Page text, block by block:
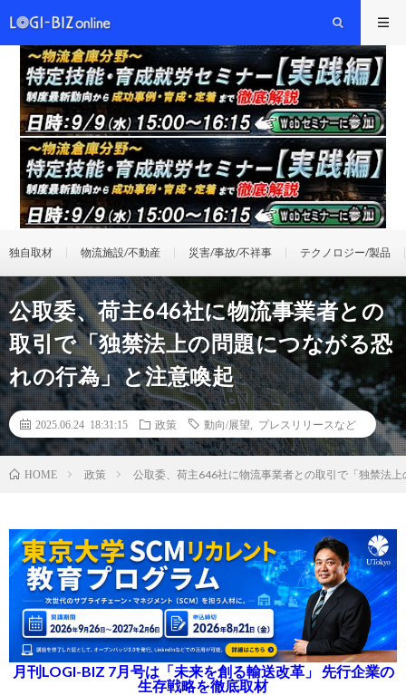
独自取材 物流施設/不動産 災害/事故/不祥事 テクノロジー/製品
公取委、荷主646社に物流事業者との
取引で「独禁法上の問題につながる恐
れの行為」と注意喚起
2025.06.24 18:31:15 政策 動向/展望 プレスリリースなど
HOME 政策 公取委、荷主646社に物流事業者との取引で「独禁法
月刊LOGI-BIZ 7月号は「未来を創る輸送改革」 先行企業の
生存戦略を徹底取材